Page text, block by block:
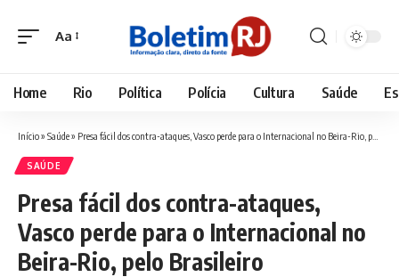
Font
Aa
Home Rio Política Polícia Cultura Saúde
Início» Saúde» Presa fácil dos contra-ataques, Vasco perde para o Internacional no Beira-Rio, pelo Brasileiro
SAÚDE
Presa fácil dos contra-ataques,
Vasco perde para o Internacional no
Beira-Rio, pelo Brasileiro